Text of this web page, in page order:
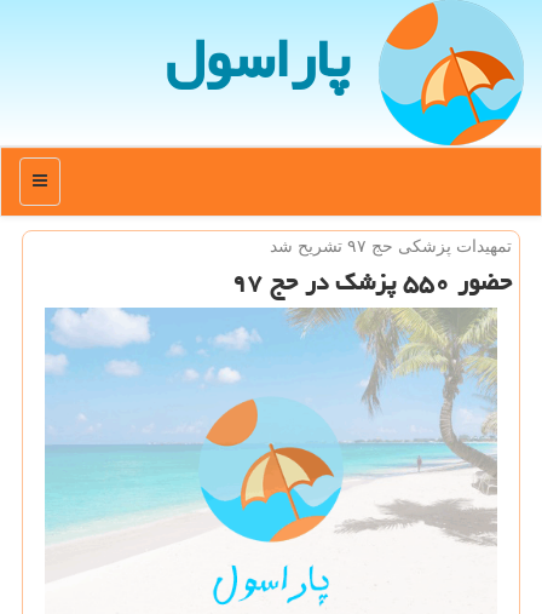
پاراسول
منو
تمهیدات پزشكی حج ۹۷ تشریح شد
حضور ۵۵۰ پزشك در حج ۹۷